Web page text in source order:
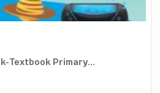
Textbook Primary...